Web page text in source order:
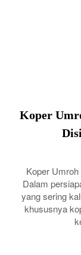
Koper
Koper
Dalam
yang sering
khususnya